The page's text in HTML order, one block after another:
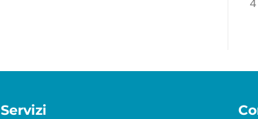
Servizi